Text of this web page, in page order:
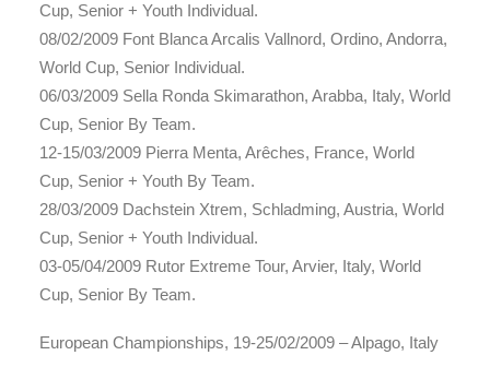
Cup, Senior + Youth Individual.
08/02/2009 Font Blanca Arcalis Vallnord, Ordino, Andorra,
World Cup, Senior Individual.
06/03/2009 Sella Ronda Skimarathon, Arabba, Italy, World
Cup, Senior By Team.
12-15/03/2009 Pierra Menta, Arêches, France, World
Cup, Senior + Youth By Team.
28/03/2009 Dachstein Xtrem, Schladming, Austria, World
Cup, Senior + Youth Individual.
03-05/04/2009 Rutor Extreme Tour, Arvier, Italy, World
Cup, Senior By Team.
European Championships, 19-25/02/2009 – Alpago, Italy